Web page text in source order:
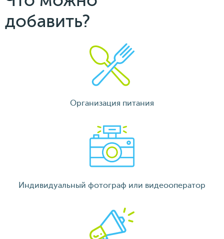
добавить?
Организация питания
Индивидуальный фотограф или видеооператор